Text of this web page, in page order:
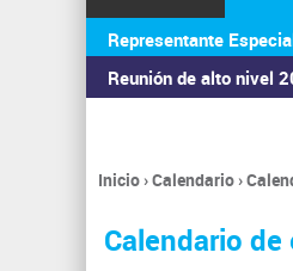
Representante
Reunión de alto nivel
ASAMBLEA
Se
encuentra
usted
Inicio›Calendario›
Calendario de